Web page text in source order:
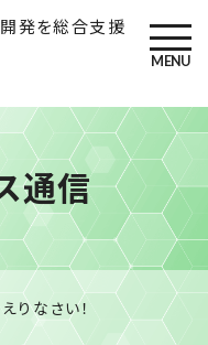
発を総合支援
児島の特産
生管理・食
ル
MENU
通信
りなさい！